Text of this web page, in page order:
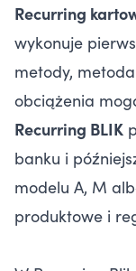
Recurring
wykonuje
metody,
obciążenia
Recurring BLIK
banku i
modelu A, M
produktowe i